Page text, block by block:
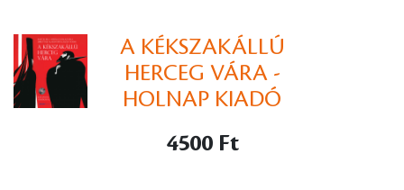
A KÉKSZAKÁLLÚ
HERCEG VÁRA -
HOLNAP KIADÓ
4500 Ft